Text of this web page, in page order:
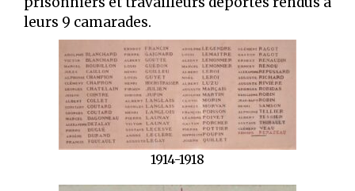
leurs 9 camarades.
1914-1918